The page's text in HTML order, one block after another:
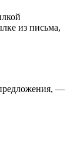
из письма,
—